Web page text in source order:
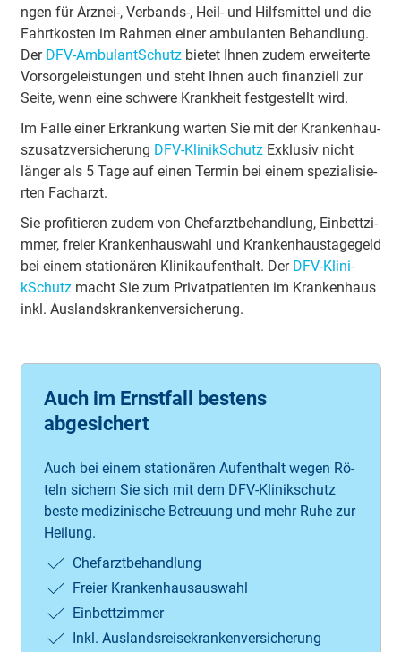
ngen für Arznei-, Verbands-, Heil- und Hi­lfsmi­ttel und die
Fa­hrtko­sten im Rahmen einer a­mbu­la­nten Be­ha­ndlung.
Der DFV-A­mbu­la­ntSchutzbietet Ihnen zudem e­rwei­te­rte
Vo­rso­rge­lei­stu­ngen und steht Ihnen auch fi­na­nziell zur
Seite, wenn eine schwere Krankheit fe­stge­stellt wird.
Im Falle einer E­rkra­nkung warten Sie mit der Kra­nke­nhau­
szu­sa­tzve­rsi­che­rung DFV-Kli­ni­kSchutzE­xklu­siv nicht
länger als 5 Tage auf einen Termin bei einem spe­zia­li­sie­
rten Facharzt.
Sie pro­fi­tie­ren zudem von Che­fa­rztbe­ha­ndlung, Ei­nbe­ttzi­
mmer, freier Kra­nke­nhau­swahl und Kra­nke­nhau­sta­ge­geld
bei einem sta­tio­nä­ren Kli­ni­kau­fe­nthalt. Der DFV-Kli­ni­
kSchutzmacht Sie zum Pri­va­tpa­tie­nten im Kra­nke­nhaus
inkl. Au­sla­ndskra­nke­nve­rsi­che­rung.
Auch im Ernstfall bestens
abgesichert
Auch bei ei­nem sta­tio­nä­ren Auf­ent­halt we­gen Rö­
teln si­chern Sie sich mit dem DFV-Kli­nik­schutz
bes­te me­di­zi­ni­sche Be­treu­ung und mehr Ru­he zur
Hei­lung.
Chef­arzt­be­hand­lung
Frei­er Kran­ken­haus­aus­wahl
Ein­bett­zim­mer
Inkl. Aus­lands­rei­se­krank­en­ver­sich­er­ung